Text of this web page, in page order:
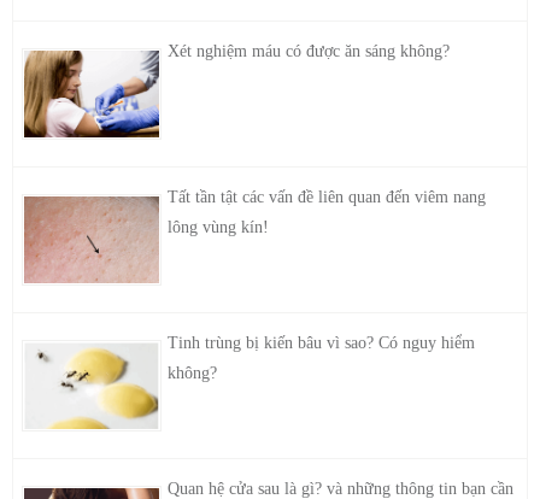
Xét nghiệm máu có được ăn sáng không?
Tất tần tật các vấn đề liên quan đến viêm nang
lông vùng kín!
Tinh trùng bị kiến bâu vì sao? Có nguy hiểm
không?
Quan hệ cửa sau là gì? và những thông tin bạn cần